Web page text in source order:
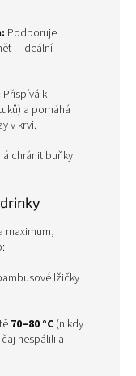
Podporuje
– ideální
Přispívá k
a pomáhá
v krvi.
chránit buňky
maximum,
lžičky
70–80 °C (nikdy
nespálili a